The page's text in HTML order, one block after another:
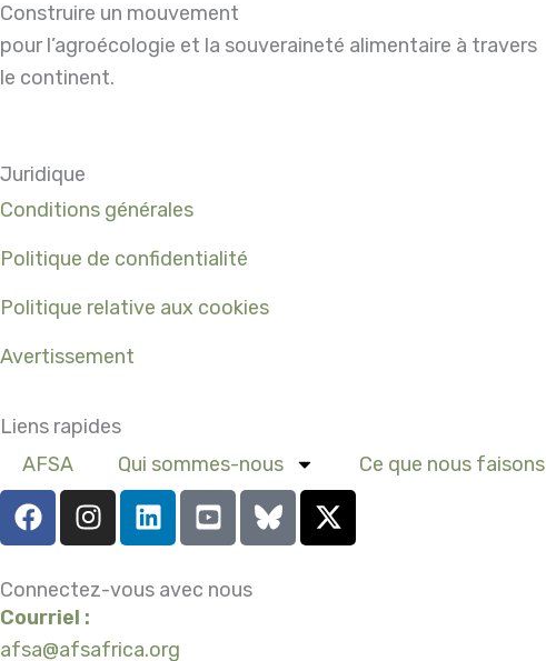
Construire un mouvement
pour l’agroécologie et la souveraineté alimentaire à travers
le continent.
Juridique
Conditions générales
Politique de confidentialité
Politique relative aux cookies
Avertissement
Liens rapides
AFSA
Qui sommes-nous Ce que nous faisons
F
a
e
b
o
I
n
t
a
g
L
i
k
d
Y
o
t
X
-
Connectez-vous avec nous
Courriel :
afsa@afsafrica.org